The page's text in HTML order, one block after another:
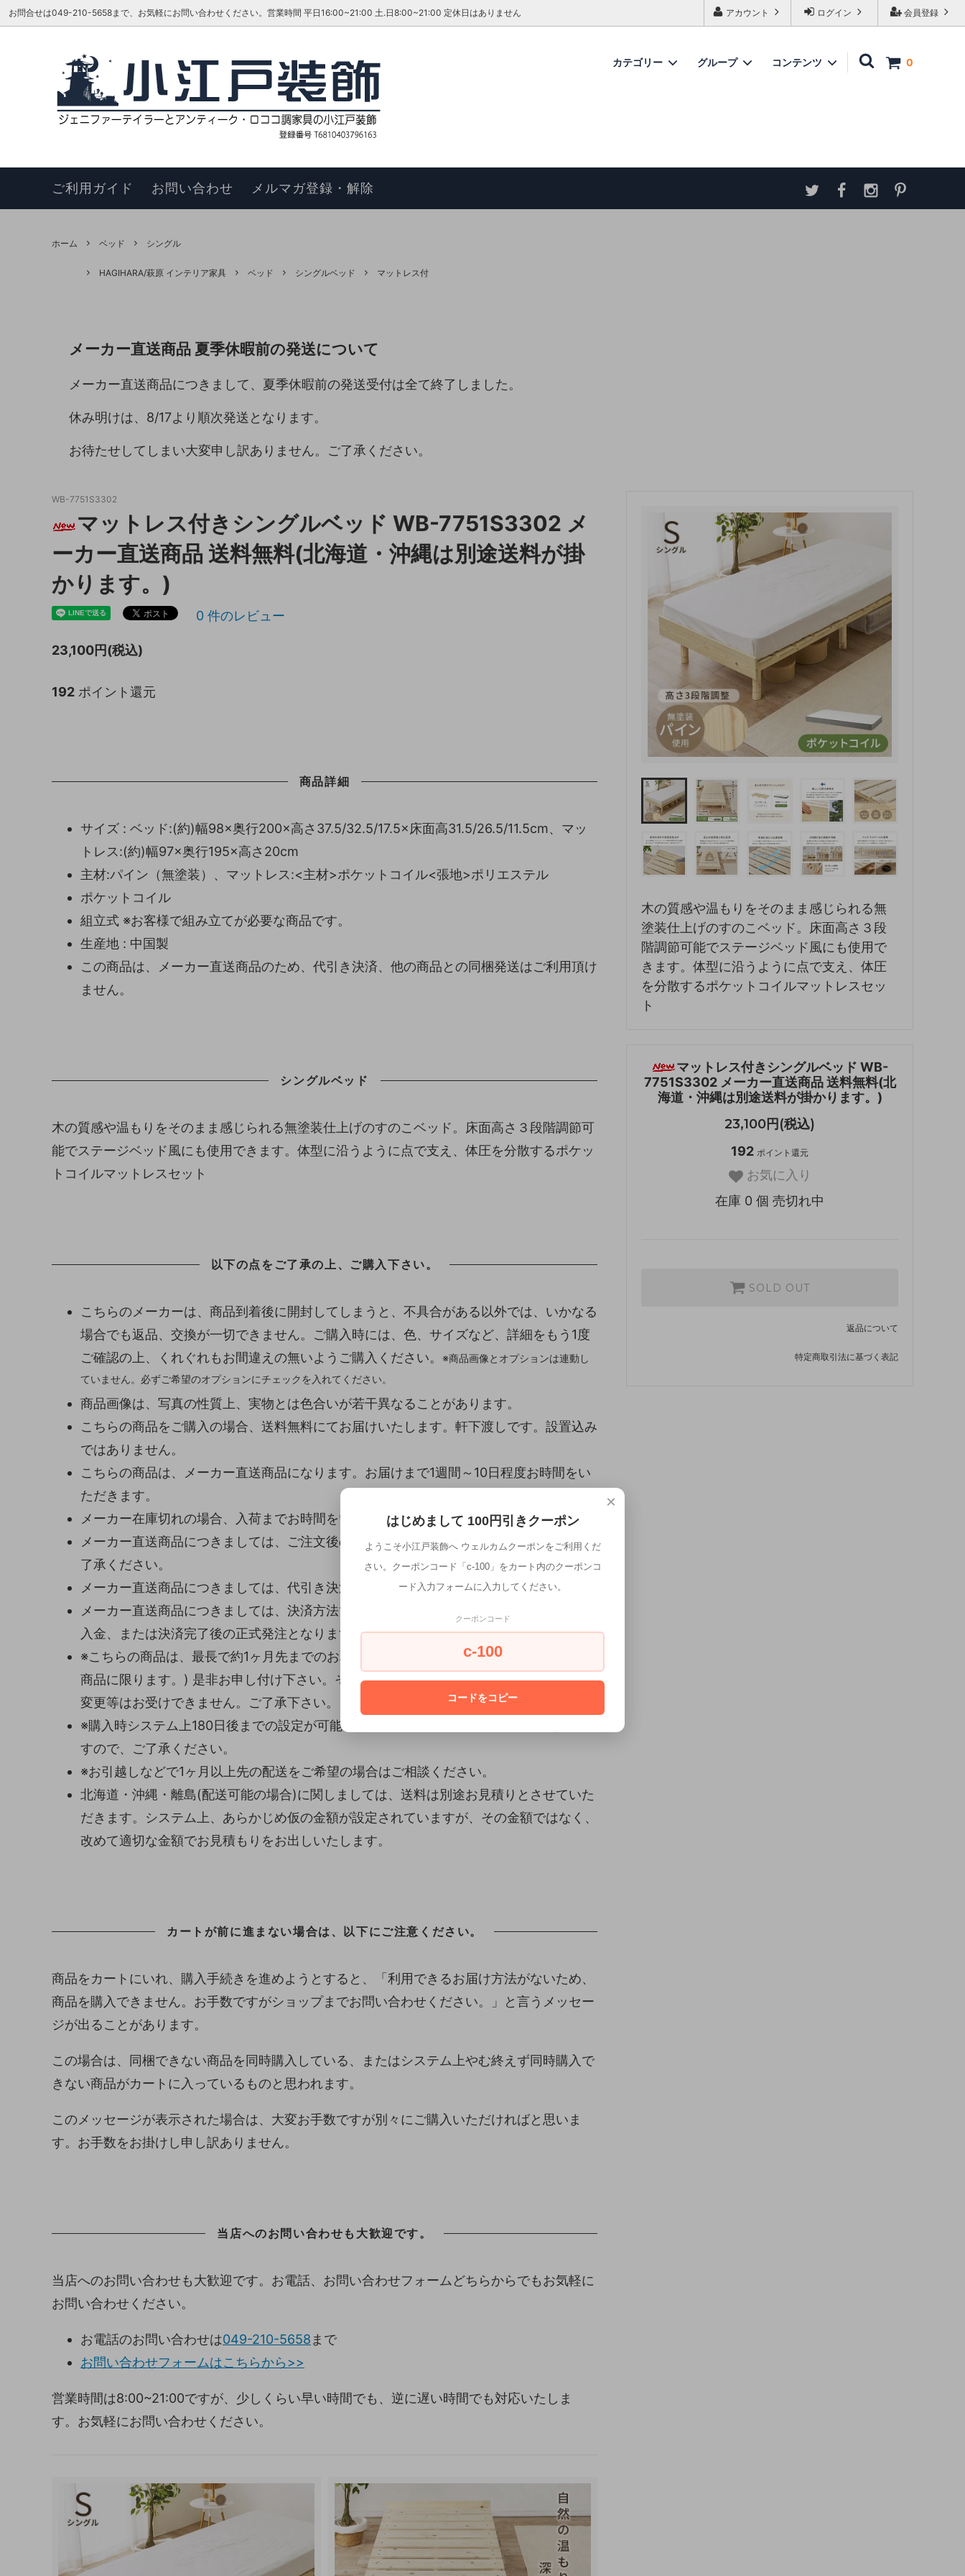
会員登録
ログイン
アカウント
お問合せは049-210-5658まで、お気軽にお問い合わせください。営業時間 平日16:00~21:00 土.日8:00~21:00 定休日はありません
0
カテゴリー
ベッド リビング・ダイニングセット
スツール
チェア ベンチ マントルピース テーブル
キッチン収納 トイレ収納
ガーデニング雑貨 ライト・照明
グループ
TOKAI KAGU/東海家具工業 ジェニファーテイラー
ヴィヴィアン ホームスタイル
コンテンツ
はじめての方へ お知らせ
更新履歴
このサイトについて お買い物の手順 コエドグループ アンティーク商品 概略と取扱い方
ご利用ガイド お問い合わせ メルマガ登録・解除
ホーム ベッド シングル
HAGIHARA/萩原 インテリア家具 ベッド シングルベッド マットレス付
メーカー直送商品 夏季休暇前の発送について
メーカー直送商品につきまして、夏季休暇前の発送受付は全て終了しました。
休み明けは、8/17より順次発送となります。
お待たせしてしまい大変申し訳ありません。ご了承ください。
木の質感や温もりをそのまま感じられる無
塗装仕上げのすのこベッド。床面高さ３段
階調節可能でステージベッド風にも使用で
きます。体型に沿うように点で支え、体圧
を分散するポケットコイルマットレスセッ
ト
マットレス付きシングルベッド WB-
7751S3302 メーカー直送商品 送料無料(北
海道・沖縄は別途送料が掛かります。)
23,100円(税込)
192 ポイント還元
お気に入り
在庫 0 個 売切れ中
SOLD OUT
返品について
特定商取引法に基づく表記
WB-7751S3302
マットレス付きシングルベッド WB-7751S3302 メ
ーカー直送商品 送料無料(北海道・沖縄は別途送料が掛
かります。)
0 件のレビュー
23,100円(税込)
192 ポイント還元
商品詳細
サイズ : ベッド:(約)幅98×奥行200×高さ37.5/32.5/17.5×床面高31.5/26.5/11.5cm、マッ
トレス:(約)幅97×奥行195×高さ20cm
主材:パイン（無塗装）、マットレス:<主材>ポケットコイル<張地>ポリエステル
ポケットコイル
組立式 ※お客様で組み立てが必要な商品です。
生産地 : 中国製
この商品は、メーカー直送商品のため、代引き決済、他の商品との同梱発送はご利用頂け
ません。
シングルベッド
木の質感や温もりをそのまま感じられる無塗装仕上げのすのこベッド。床面高さ３段階調節可
能でステージベッド風にも使用できます。体型に沿うように点で支え、体圧を分散するポケッ
トコイルマットレスセット
以下の点をご了承の上、ご購入下さい。
こちらのメーカーは、商品到着後に開封してしまうと、不具合がある以外では、いかなる
場合でも返品、交換が一切できません。ご購入時には、色、サイズなど、詳細をもう1度
ご確認の上、くれぐれもお間違えの無いようご購入ください。
※商品画像とオプションは連動し
ていません。必ずご希望のオプションにチェックを入れてください。
商品画像は、写真の性質上、実物とは色合いが若干異なることがあります。
こちらの商品をご購入の場合、送料無料にてお届けいたします。軒下渡しです。設置込み
ではありません。
こちらの商品は、メーカー直送商品になります。お届けまで1週間～10日程度お時間をい
ただきます。
メーカー在庫切れの場合、入荷までお時間をいただきます。ご了承ください。
メーカー直送商品につきましては、ご注文後のキャンセル・交換はお受けできません。ご
了承ください。
メーカー直送商品につきましては、代引き決済がご利用になれません。ご了承ください。
メーカー直送商品につきましては、決済方法でクレジットカード以外をご選択の場合は、
入金、または決済完了後の正式発注となります。ご了承ください。
※こちらの商品は、最長で約1ヶ月先までのお取り置きが可能です。(決済が完了している
商品に限ります。) 是非お申し付け下さい。その場合、取り置き中のキャンセル、商品の
変更等はお受けできません。ご了承下さい。
※購入時システム上180日後までの設定が可能ですが、こちらの使用品は対象外となりま
すので、ご了承ください。
※お引越しなどで1ヶ月以上先の配送をご希望の場合はご相談ください。
北海道・沖縄・離島(配送可能の場合)に関しましては、送料は別途お見積りとさせていた
だきます。システム上、あらかじめ仮の金額が設定されていますが、その金額ではなく、
改めて適切な金額でお見積もりをお出しいたします。
カートが前に進まない場合は、以下にご注意ください。
商品をカートにいれ、購入手続きを進めようとすると、「利用できるお届け方法がないため、
商品を購入できません。お手数ですがショップまでお問い合わせください。」と言うメッセー
ジが出ることがあります。
この場合は、同梱できない商品を同時購入している、またはシステム上やむ終えず同時購入で
きない商品がカートに入っているものと思われます。
このメッセージが表示された場合は、大変お手数ですが別々にご購入いただければと思いま
す。お手数をお掛けし申し訳ありません。
当店へのお問い合わせも大歓迎です。
当店へのお問い合わせも大歓迎です。お電話、お問い合わせフォームどちらからでもお気軽に
お問い合わせください。
お電話のお問い合わせは049-210-5658まで
お問い合わせフォームはこちらから>>
営業時間は8:00~21:00ですが、少しくらい早い時間でも、逆に遅い時間でも対応いたしま
す。お気軽にお問い合わせください。
×
はじめまして 100円引きクーポン
ようこそ小江戸装飾へ ウェルカムクーポンをご利用くだ
さい。クーポンコード「c-100」をカート内のクーポンコ
ード入力フォームに入力してください。
クーポンコード
c-100
コードをコピー